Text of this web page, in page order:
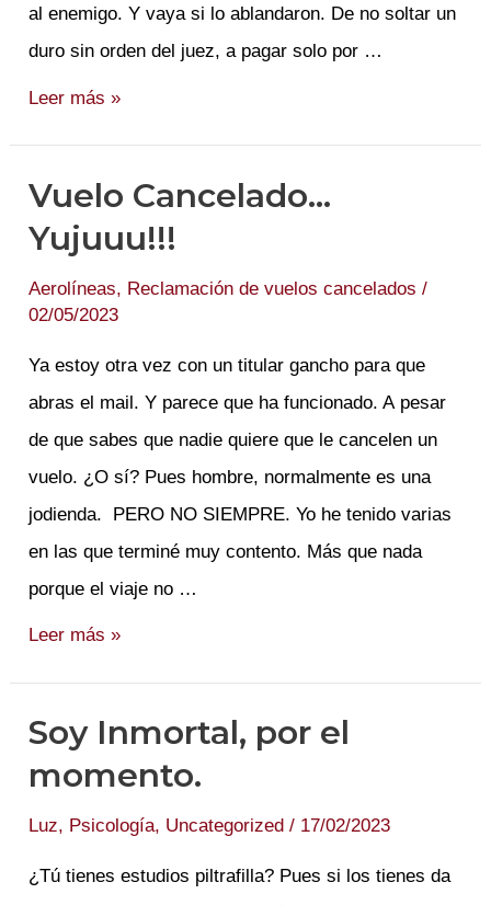
al enemigo. Y vaya si lo ablandaron. De no soltar un
duro sin orden del juez, a pagar solo por …
Iberia
Leer más »
Vuelo Cancelado…
Yujuuu!!!
Aerolíneas, Reclamación de vuelos cancelados /
02/05/2023
Ya estoy otra vez con un titular gancho para que
abras el mail. Y parece que ha funcionado. A pesar
de que sabes que nadie quiere que le cancelen un
vuelo. ¿O sí? Pues hombre, normalmente es una
jodienda. PERO NO SIEMPRE. Yo he tenido varias
en las que terminé muy contento. Más que nada
porque el viaje no …
Vuelo
Leer más »
Soy Inmortal, por el
momento.
Luz, Psicología, Uncategorized / 17/02/2023
¿Tú tienes estudios piltrafilla? Pues si los tienes da